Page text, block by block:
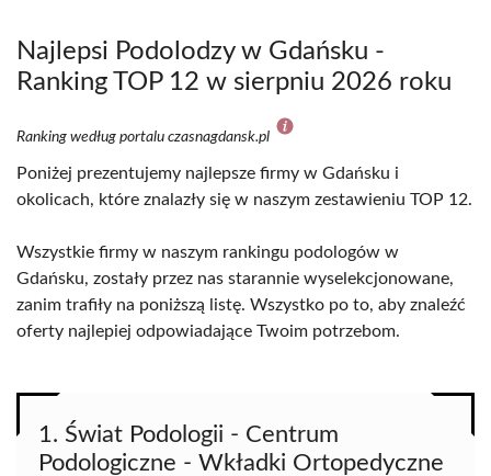
Najlepsi Podolodzy w Gdańsku -
Ranking TOP 12 w sierpniu 2026 roku
Ranking według portalu czasnagdansk.pl
Poniżej prezentujemy najlepsze firmy w Gdańsku i
okolicach, które znalazły się w naszym zestawieniu TOP 12.
Wszystkie firmy w naszym rankingu podologów w
Gdańsku, zostały przez nas starannie wyselekcjonowane,
zanim trafiły na poniższą listę. Wszystko po to, aby znaleźć
oferty najlepiej odpowiadające Twoim potrzebom.
1. Świat Podologii - Centrum
Podologiczne - Wkładki Ortopedyczne